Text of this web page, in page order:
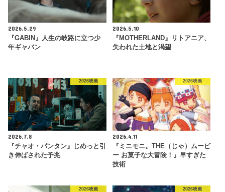
2026.5.29
『GABIN』人生の岐路に立つ少
年ギャバン
2026.5.10
『MOTHERLAND』リトアニア、
失われた土地と渇望
2026映画
2026.7.8
『チャオ・パンタン』じめっと引
き伸ばされた予兆
2026映画
2026.4.11
『ミニモニ。THE（じゃ）ムービ
ー お菓子な大冒険！』早すぎた
技術
2026映画 2026映画